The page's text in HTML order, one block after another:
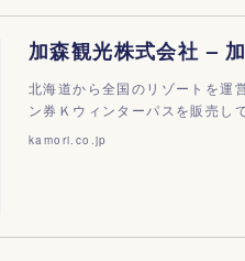
北海道から全国のリゾートを運
ン券Ｋウィンターパスを販売し
kamori.co.jp